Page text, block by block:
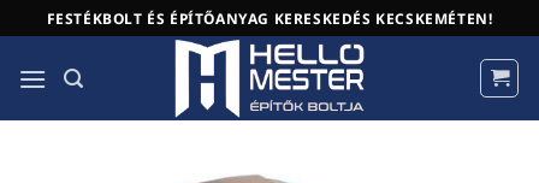
to
content
FESTÉKBOLT ÉS ÉPÍTŐANYAG KERESKEDÉS KECSKEMÉTEN!